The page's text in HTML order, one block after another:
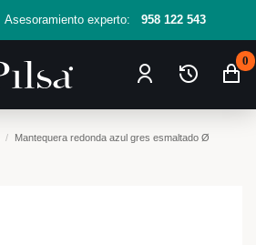
Asesoramiento experto: 958 122 543
0
Mantequera redonda azul gres esmaltado Ø